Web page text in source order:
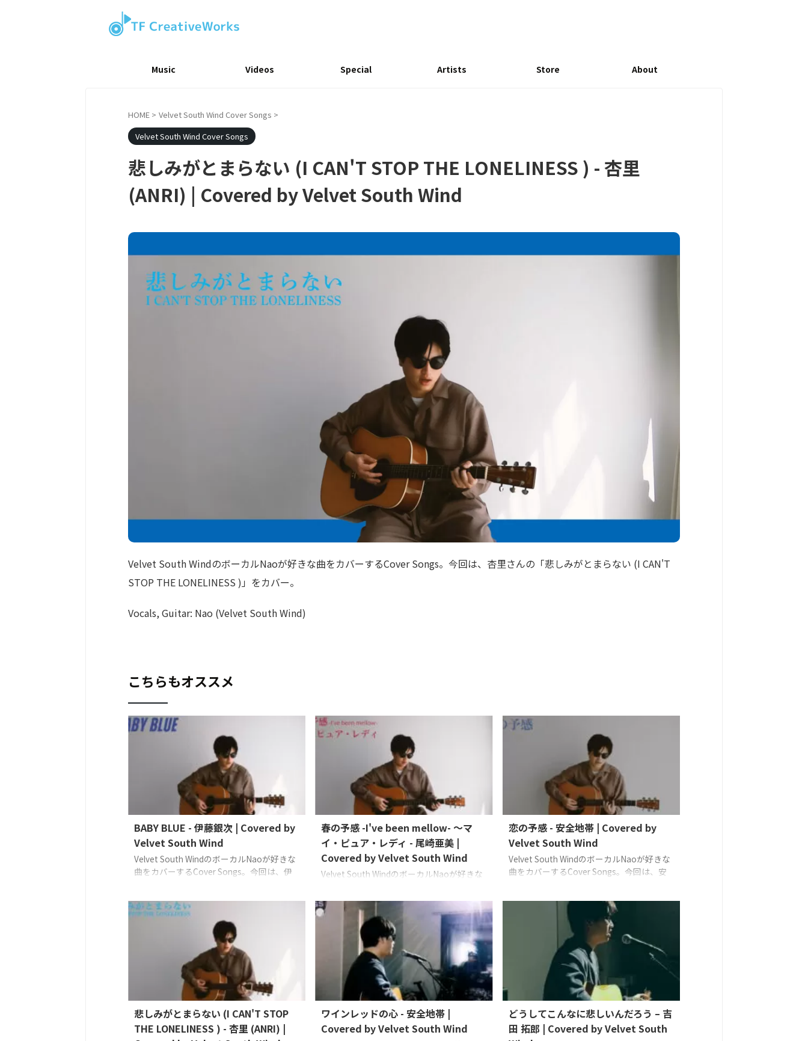
Music Videos Special Artists Store About
HOME > Velvet South Wind Cover Songs >
Velvet South Wind Cover Songs
悲しみがとまらない (I CAN'T STOP THE LONELINESS ) - 杏里
(ANRI) | Covered by Velvet South Wind
Velvet South WindのボーカルNaoが好きな曲をカバーするCover Songs。今回は、杏里さんの「悲しみがとまらない (I CAN'T
STOP THE LONELINESS )」をカバー。
Vocals, Guitar: Nao (Velvet South Wind)
こちらもオススメ
BABY BLUE - 伊藤銀次 | Covered by
Velvet South Wind
Velvet South WindのボーカルNaoが好きな
曲をカバーするCover Songs。今回は、伊
春の予感 -I've been mellow- ～マ
イ・ピュア・レディ - 尾崎亜美 |
Covered by Velvet South Wind
Velvet South WindのボーカルNaoが好きな
崎亜美さんの「春の予感」、「マイ・ピュ
ア・レディ」をカバー。 Vocals, Guitar:
Nao (Velvet South Wind)
恋の予感 - 安全地帯 | Covered by
Velvet South Wind
Velvet South WindのボーカルNaoが好きな
曲をカバーするCover Songs。今回は、安
悲しみがとまらない (I CAN'T STOP
THE LONELINESS ) - 杏里 (ANRI) |
ワインレッドの心 - 安全地帯 |
Covered by Velvet South Wind
どうしてこんなに悲しいんだろう – 吉
田 拓郎 | Covered by Velvet South